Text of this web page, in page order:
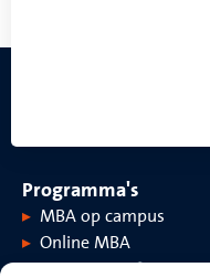
Programma's
MBA op campus
Online MBA